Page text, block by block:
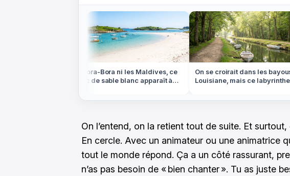
Ni Bora-Bora ni les Maldives, ce
banc de sable blanc apparaît à
On se croirait dans les bayous
Louisiane, mais ce labyrinthe
On l’entend, on la retient tout de suite. Et
En cercle. Avec un animateur ou une animatrice
tout le monde répond. Ça a un côté rassurant,
n’as pas besoin de « bien chanter ». Tu as juste